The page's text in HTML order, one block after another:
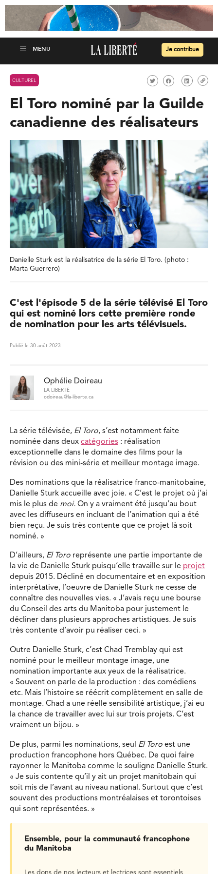
Je contribue
CULTUREL
El Toro nominé par la Guilde
canadienne des réalisateurs
Danielle Sturk est la réalisatrice de la série El Toro. (photo :
Marta Guerrero)
C'est l'épisode 5 de la série télévisé El Toro
qui est nominé lors cette première ronde
de nomination pour les arts télévisuels.
Publié le 30 août 2023
Ophélie Doireau
LA LIBERTÉ
odoireau@la-liberte.ca
La série télévisée, El Toro, s’est notamment faite
nominée dans deux catégories : réalisation
exceptionnelle dans le domaine des films pour la
révision ou des mini-série et meilleur montage image.
Des nominations que la réalisatrice franco-manitobaine,
Danielle Sturk accueille avec joie. « C’est le projet où j’ai
mis le plus de moi. On y a vraiment été jusqu’au bout
avec les diffuseurs en incluant de l’animation qui a été
bien reçu. Je suis très contente que ce projet là soit
nominé. »
D’ailleurs, El Toro représente une partie importante de
la vie de Danielle Sturk puisqu’elle travaille sur le projet
depuis 2015. Décliné en documentaire et en exposition
interprétative, l’oeuvre de Danielle Sturk ne cesse de
connaître des nouvelles vies. « J’avais reçu une bourse
du Conseil des arts du Manitoba pour justement le
décliner dans plusieurs approches artistiques. Je suis
très contente d’avoir pu réaliser ceci. »
Outre Danielle Sturk, c’est Chad Tremblay qui est
nominé pour le meilleur montage image, une
nomination importante aux yeux de la réalisatrice.
« Souvent on parle de la production : des comédiens
etc. Mais l’histoire se réécrit complètement en salle de
montage. Chad a une réelle sensibilité artistique, j’ai eu
la chance de travailler avec lui sur trois projets. C’est
vraiment un bijou. »
De plus, parmi les nominations, seul El Toro est une
production francophone hors Québec. De quoi faire
rayonner le Manitoba comme le souligne Danielle Sturk.
« Je suis contente qu’il y ait un projet manitobain qui
soit mis de l’avant au niveau national. Surtout que c’est
souvent des productions montréalaises et torontoises
qui sont représentées. »
Ensemble, pour la communauté francophone
du Manitoba